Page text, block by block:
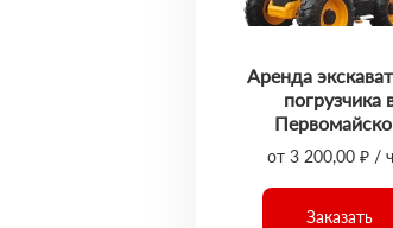
Аренда
погрузчика
от 3 200,00 ₽ /
Заказать